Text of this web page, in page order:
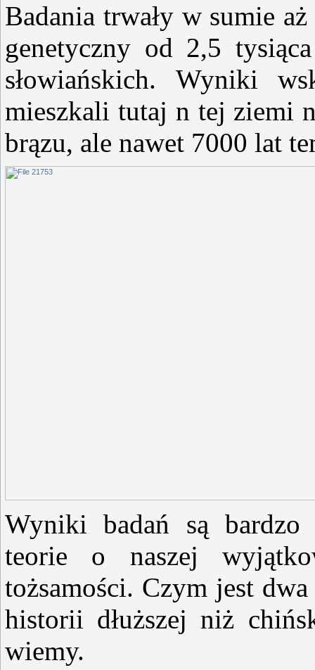
Badania trwały w sumie
genetyczny od 2,5
słowiańskich. Wyniki
mieszkali tutaj n tej ziemi
brązu, ale nawet 7000 lat
Wyniki badań są bardzo
teorie o naszej
tożsamości. Czym jest
historii dłuższej niż
wiemy.